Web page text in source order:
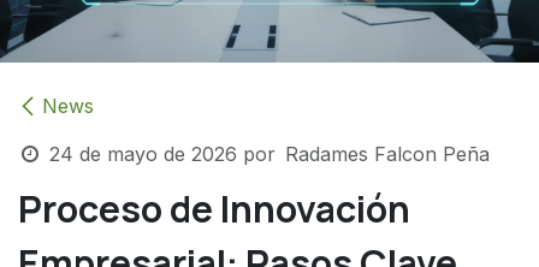
News
24 de mayo de 2026 por Radames Falcon Peña
Proceso de Innovación